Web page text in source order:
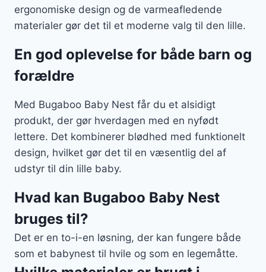
ergonomiske design og de varmeafledende
materialer gør det til et moderne valg til den lille.
En god oplevelse for både barn og
forældre
Med Bugaboo Baby Nest får du et alsidigt
produkt, der gør hverdagen med en nyfødt
lettere. Det kombinerer blødhed med funktionelt
design, hvilket gør det til en væsentlig del af
udstyr til din lille baby.
Hvad kan Bugaboo Baby Nest
bruges til?
Det er en to-i-en løsning, der kan fungere både
som et babynest til hvile og som en legemåtte.